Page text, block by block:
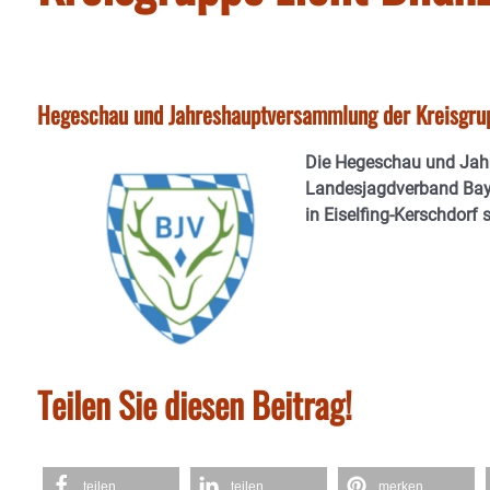
Hegeschau und Jahreshauptversammlung der
Die Hegeschau und
Landesjagdverband
in Eiselfing-Kerschdorf
Teilen Sie diesen Beitrag!
teilen teilen merken